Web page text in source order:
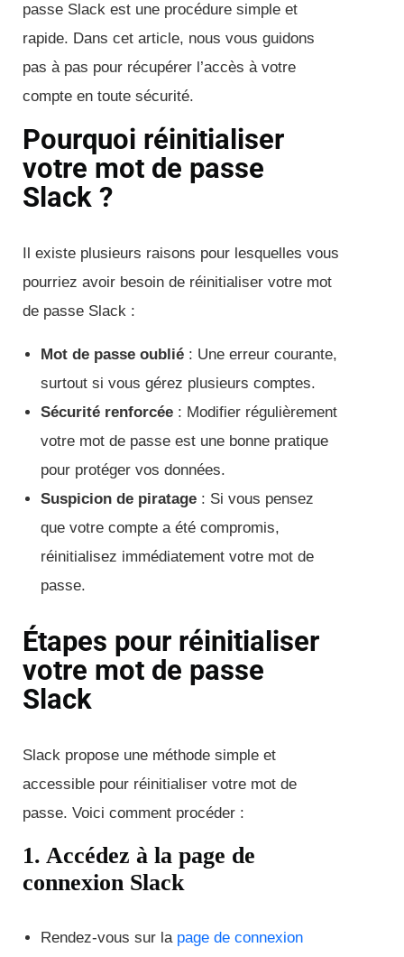
passe Slack est une procédure simple et
rapide. Dans cet article, nous vous guidons
pas à pas pour récupérer l’accès à votre
compte en toute sécurité.
Pourquoi réinitialiser
votre mot de passe
Slack ?
Il existe plusieurs raisons pour lesquelles vous
pourriez avoir besoin de réinitialiser votre mot
de passe Slack :
Mot de passe oublié : Une erreur courante,
surtout si vous gérez plusieurs comptes.
Sécurité renforcée : Modifier régulièrement
votre mot de passe est une bonne pratique
pour protéger vos données.
Suspicion de piratage : Si vous pensez
que votre compte a été compromis,
réinitialisez immédiatement votre mot de
passe.
Étapes pour réinitialiser
votre mot de passe
Slack
Slack propose une méthode simple et
accessible pour réinitialiser votre mot de
passe. Voici comment procéder :
1. Accédez à la page de
connexion Slack
Rendez-vous sur la page de connexion